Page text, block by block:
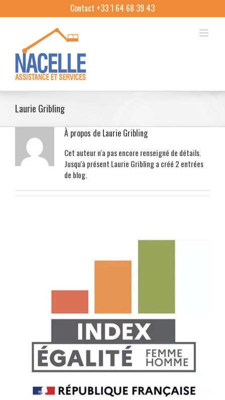
to
Contact +33 1 64 68 39 43
Laurie Gribling
À propos de Laurie Gribling
Cet auteur n'a pas encore renseigné de détails.
Jusqu'à présent Laurie Gribling a créé 2 entrées
de blog.